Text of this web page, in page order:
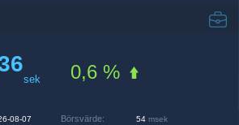
sek 0,6 %
08-07 Börsvärde: 54 msek